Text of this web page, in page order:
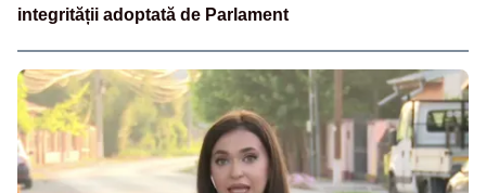
integrității adoptată de Parlament